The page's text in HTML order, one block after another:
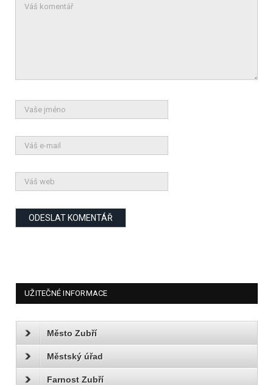
UŽITEČNÉ INFORMACE
Město Zubří
Městský úřad
Farnost Zubří